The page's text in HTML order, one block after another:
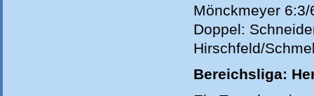
Mönckmeyer
Doppel:
Hirschfeld/
Bereichsliga: